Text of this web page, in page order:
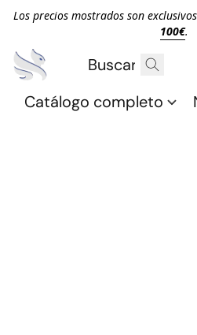
Los precios mostrados son
100€.
Catálogo completo